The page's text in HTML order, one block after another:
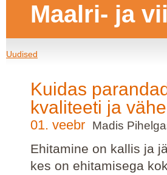
Maalri- ja
Uudised
Kuidas
kvaliteeti ja
01. veebr Madis
Ehitamine on kallis ja
kes on ehitamisega